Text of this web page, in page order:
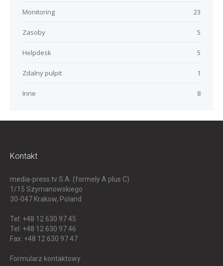
23
Monitoring
5
Zasoby
5
Helpdesk
1
Zdalny pulpit
8
Inne
Kontakt
media-press.tv S.A. (formely A plus C)
1/15 Szymanowskiego
30-047 Krakow, Poland
Tel: +48 12 630 97 45
Tel: +48 12 630 97 46
Fax: +48 12 630 97 47
Formularz kontaktowy